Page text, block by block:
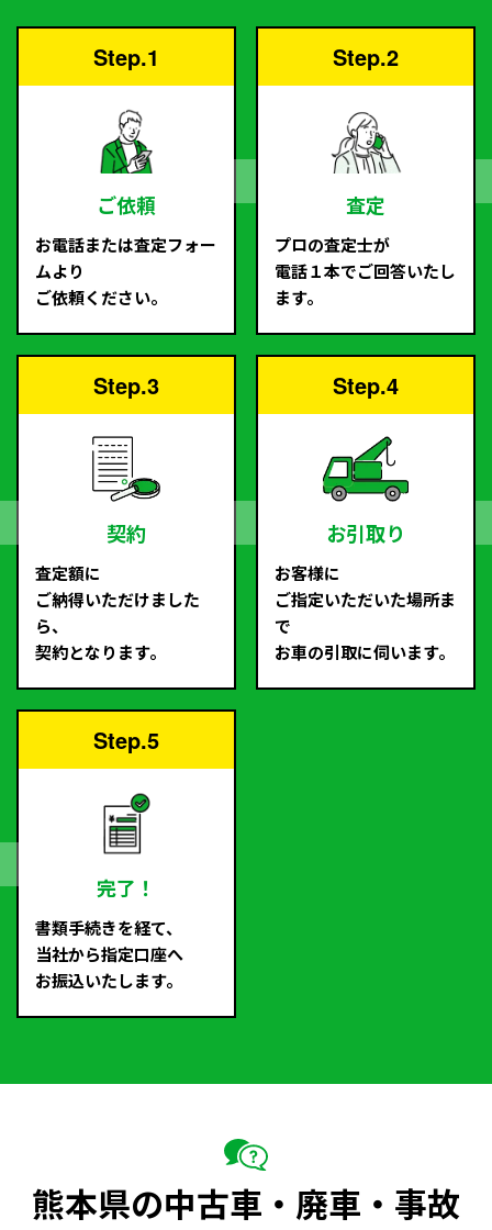
Step.1
ご依頼
お電話または査定フォー
ムより
ご依頼ください。
Step.2
査定
プロの査定士が
電話１本でご回答いたし
ます。
Step.3
契約
査定額に
ご納得いただけました
ら、
契約となります。
Step.4
お引取り
お客様に
ご指定いただいた場所ま
で
お車の引取に伺います。
Step.5
完了！
書類手続きを経て、
当社から指定口座へ
お振込いたします。
熊本県の中古車・廃車・事故